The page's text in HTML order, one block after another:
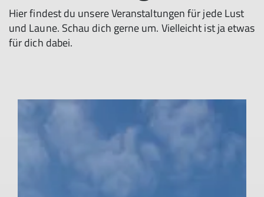
Hier findest du unsere Veranstaltungen für jede Lust
und Laune. Schau dich gerne um. Vielleicht ist ja etwas
für dich dabei.